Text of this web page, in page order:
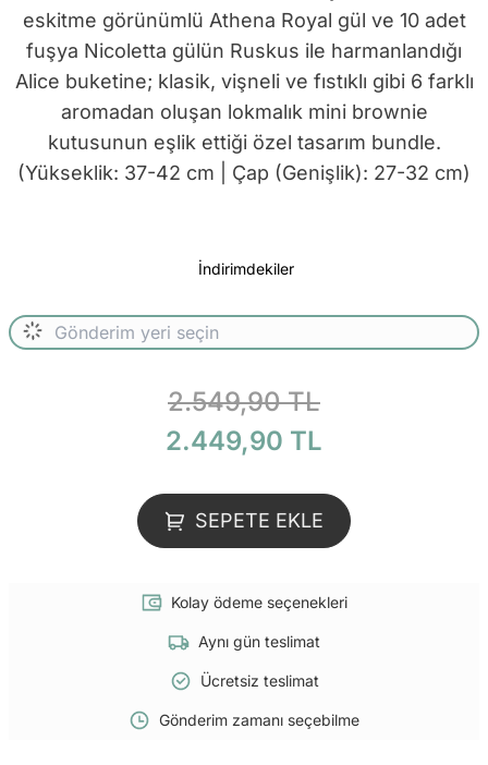
eskitme görünümlü Athena Royal gül ve 10 adet
fuşya Nicoletta gülün Ruskus ile harmanlandığı
Alice buketine; klasik, vişneli ve fıstıklı gibi 6 farklı
aromadan oluşan lokmalık mini brownie
kutusunun eşlik ettiği özel tasarım bundle.
(Yükseklik: 37-42 cm | Çap (Genişlik): 27-32 cm)
İndirimdekiler
2.549,90 TL
2.449,90 TL
SEPETE EKLE
Kolay ödeme seçenekleri
Aynı gün teslimat
Ücretsiz teslimat
Gönderim zamanı seçebilme